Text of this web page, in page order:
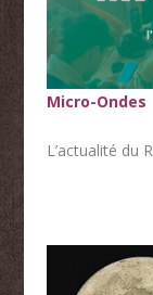
Micro-Ondes
L’actualité du